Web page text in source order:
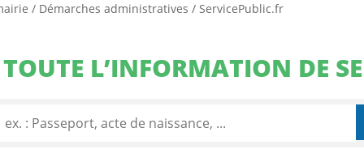
/ Démarches administratives / ServicePublic.fr
TOUTE L’INFORMATION DE